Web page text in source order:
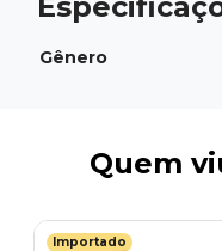
Gênero
Quem
Importado